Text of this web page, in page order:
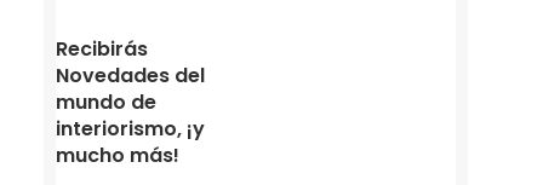
Recibirás
Novedades del
mundo de
interiorismo, ¡y
mucho más!